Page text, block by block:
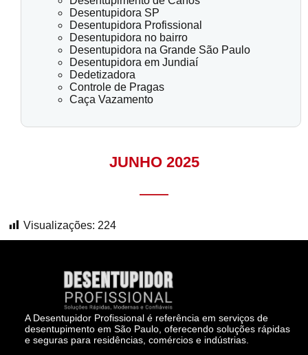
Desentupidora SP
Desentupidora Profissional
Desentupidora no bairro
Desentupidora na Grande São Paulo
Desentupidora em Jundiaí
Dedetizadora
Controle de Pragas
Caça Vazamento
JUNHO 2025
Visualizações: 224
A Desentupidor Profissional é referência em serviços de
desentupimento em São Paulo, oferecendo soluções rápidas
e seguras para residências, comércios e indústrias.